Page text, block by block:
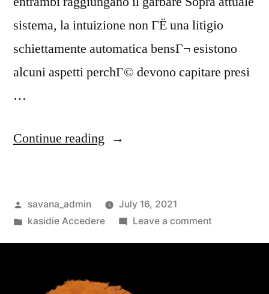
sistema, la intuizione non ГЁ una litigio
schiettamente automatica bensГ¬ esistono
alcuni aspetti perchГ© devono capitare presi
…
Continue reading
savana_admin
July 16, 2021
kasidie Accedere
Leave a comment